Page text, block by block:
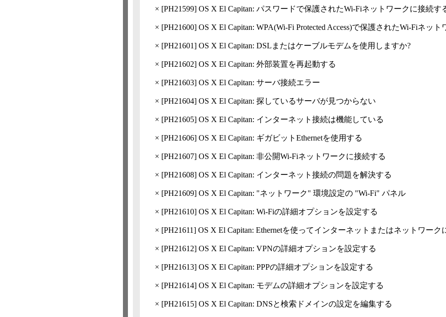
× [PH21599] OS X El Capitan: パスワードで保護されたWi-Fiネットワークに接続す
× [PH21600] OS X El Capitan: WPA(Wi-Fi Protected Access)で保護されたWi-Fiネッ
× [PH21601] OS X El Capitan: DSLまたはケーブルモデムを使用しますか?
× [PH21602] OS X El Capitan: 外部装置を再起動する
× [PH21603] OS X El Capitan: サーバ接続エラー
× [PH21604] OS X El Capitan: 探しているサーバが見つからない
× [PH21605] OS X El Capitan: インターネット接続は機能している
× [PH21606] OS X El Capitan: ギガビットEthernetを使用する
× [PH21607] OS X El Capitan: 非公開Wi-Fiネットワークに接続する
× [PH21608] OS X El Capitan: インターネット接続の問題を解決する
× [PH21609] OS X El Capitan: "ネットワーク" 環境設定の "Wi-Fi" パネル
× [PH21610] OS X El Capitan: Wi-Fiの詳細オプションを設定する
× [PH21611] OS X El Capitan: Ethernetを使ってインターネットまたはネットワーク
× [PH21612] OS X El Capitan: VPNの詳細オプションを設定する
× [PH21613] OS X El Capitan: PPPの詳細オプションを設定する
× [PH21614] OS X El Capitan: モデムの詳細オプションを設定する
× [PH21615] OS X El Capitan: DNSと検索ドメインの設定を編集する